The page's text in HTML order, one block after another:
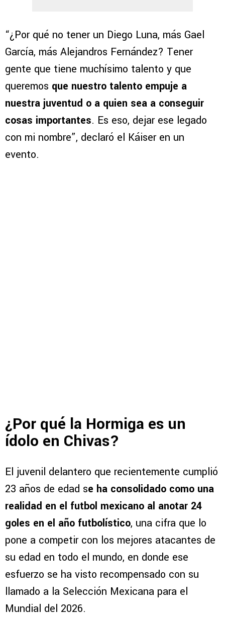
“¿Por qué no tener un Diego Luna, más Gael
García, más Alejandros Fernández? Tener
gente que tiene muchísimo talento y que
queremos que nuestro talento empuje a
nuestra juventud o a quien sea a conseguir
cosas importantes. Es eso, dejar ese legado
con mi nombre”, declaró el Káiser en un
evento.
¿Por qué la Hormiga es un
ídolo en Chivas?
El juvenil delantero que recientemente cumplió
23 años de edad se ha consolidado como una
realidad en el futbol mexicano al anotar 24
goles en el año futbolístico, una cifra que lo
pone a competir con los mejores atacantes de
su edad en todo el mundo, en donde ese
esfuerzo se ha visto recompensado con su
llamado a la Selección Mexicana para el
Mundial del 2026.